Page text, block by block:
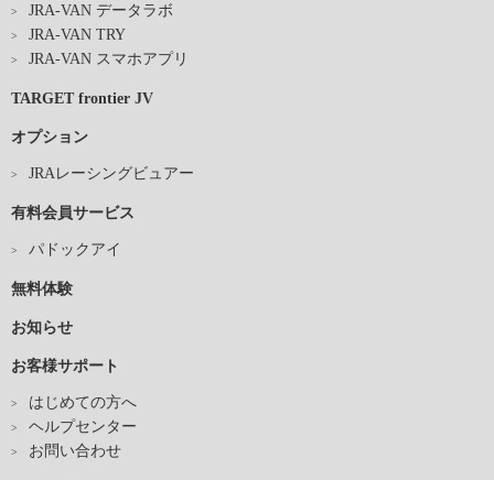
JRA-VAN データラボ
JRA-VAN TRY
JRA-VAN スマホアプリ
TARGET frontier JV
オプション
JRAレーシングビュアー
有料会員サービス
パドックアイ
無料体験
お知らせ
お客様サポート
はじめての方へ
ヘルプセンター
お問い合わせ